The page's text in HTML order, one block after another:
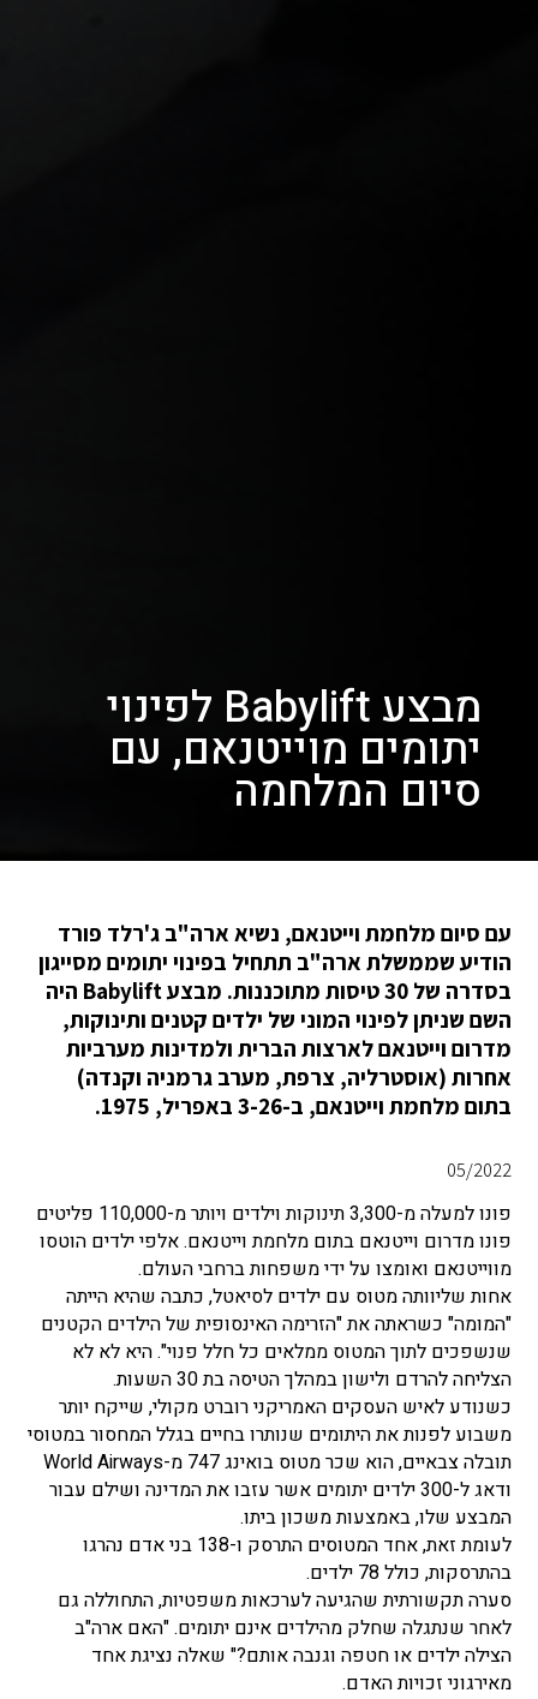
מבצע Babylift לפינוי
יתומים מוייטנאם, עם
סיום המלחמה
עם סיום מלחמת וייטנאם, נשיא ארה"ב ג'רלד פורד
הודיע שממשלת ארה"ב תתחיל בפינוי יתומים מסייגון
בסדרה של 30 טיסות מתוכננות. מבצע Babylift היה
השם שניתן לפינוי המוני של ילדים קטנים ותינוקות,
מדרום וייטנאם לארצות הברית ולמדינות מערביות
אחרות (אוסטרליה, צרפת, מערב גרמניה וקנדה)
בתום מלחמת וייטנאם, ב-3-26 באפריל, 1975.
05/2022
פונו למעלה מ-3,300 תינוקות וילדים ויותר מ-110,000 פליטים
פונו מדרום וייטנאם בתום מלחמת וייטנאם. אלפי ילדים הוטסו
מווייטנאם ואומצו על ידי משפחות ברחבי העולם.
אחות שליוותה מטוס עם ילדים לסיאטל, כתבה שהיא הייתה
"המומה" כשראתה את "הזרימה האינסופית של הילדים הקטנים
שנשפכים לתוך המטוס ממלאים כל חלל פנוי". היא לא לא
הצליחה להרדם ולישון במהלך הטיסה בת 30 השעות.
כשנודע לאיש העסקים האמריקני רוברט מקולי, שייקח יותר
משבוע לפנות את היתומים שנותרו בחיים בגלל המחסור במטוסי
תובלה צבאיים, הוא שכר מטוס בואינג 747 מ-World Airways
ודאג ל-300 ילדים יתומים אשר עזבו את המדינה ושילם עבור
המבצע שלו, באמצעות משכון ביתו.
לעומת זאת, אחד המטוסים התרסק ו-138 בני אדם נהרגו
בהתרסקות, כולל 78 ילדים.
סערה תקשורתית שהגיעה לערכאות משפטיות, התחוללה גם
לאחר שנתגלה שחלק מהילדים אינם יתומים. "האם ארה"ב
הצילה ילדים או חטפה וגנבה אותם?" שאלה נציגת אחד
מאירגוני זכויות האדם.